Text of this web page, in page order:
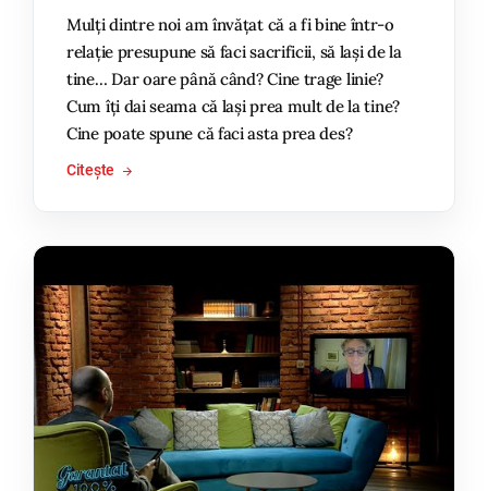
Mulți dintre noi am învățat că a fi bine într-o
relație presupune să faci sacrificii, să lași de la
tine… Dar oare până când? Cine trage linie?
Cum îți dai seama că lași prea mult de la tine?
Cine poate spune că faci asta prea des?
Citește